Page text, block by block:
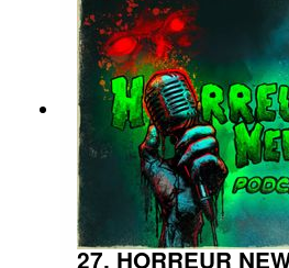
NewsYouTube : Horreur
soutenir via Tipeee :
news-podcast/Bonne
#fantastique #film #serie
#streaming #horreurfrance
#PodcastAddict
#CultureHorreur
#CinemaHorreur
27. HORREUR